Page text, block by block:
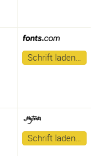
Schrift laden…
Schrift laden…